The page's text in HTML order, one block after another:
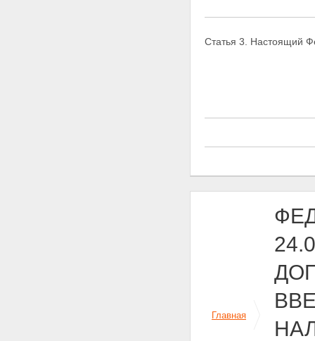
Статья 3. Настоящий
Главная